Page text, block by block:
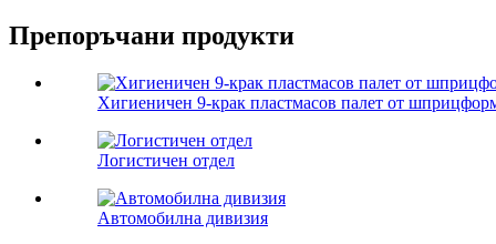
Препоръчани продукти
Хигиеничен 9-крак пластмасов палет от
Логистичен отдел
Автомобилна дивизия